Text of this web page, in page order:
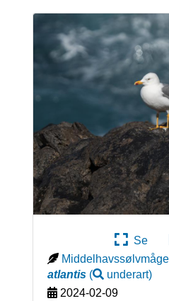
Se
Middelhavssølvmåge
atlantis( underart)
2024-02-09